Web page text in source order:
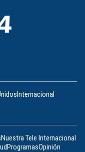
Internacional
Nuestra Tele Internacional
ProgramasOpinión